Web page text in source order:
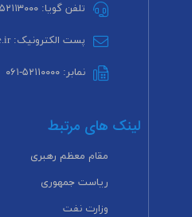
تلفن گویا: ۵۲۱۱۳۰۰۰-۰۶۱
پست الکترونیک: info@petzone.ir
نمابر: ۵۲۱۱۰۰۰۰-۰۶۱
لینک های مرتبط
مقام معظم رهبری
ریاست جمهوری
وزارت نفت